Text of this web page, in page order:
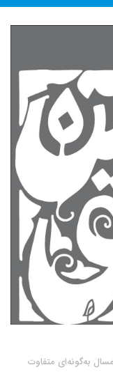
به‌گونه‌ای متفاوت